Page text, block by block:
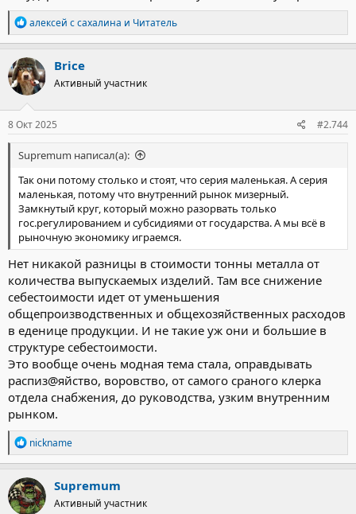
Р
е
а
к
ц
и
и
:
алексей с сахалина и Читатель
Brice
Активный участник
8 Окт 2025 #2.744
Supremum написал(а):
Так они потому столько и стоят, что серия маленькая. А серия
маленькая, потому что внутренний рынок мизерный.
Замкнутый круг, который можно разорвать только
гос.регулированием и субсидиями от государства. А мы всё в
рыночную экономику играемся.
Нет никакой разницы в стоимости тонны металла от
количества выпускаемых изделий. Там все снижение
себестоимости идет от уменьшения
общепроизводственных и общехозяйственных расходов
в еденице продукции. И не такие уж они и большие в
структуре себестоимости.
Это вообще очень модная тема стала, оправдывать
распиз@яйство, воровство, от самого сраного клерка
отдела снабжения, до руководства, узким внутренним
рынком.
Р
е
а
к
ц
и
nickname
Supremum
Активный участник